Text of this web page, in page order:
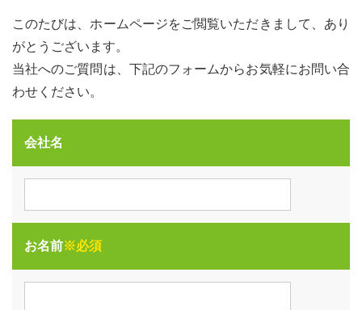
このたびは、ホームページをご閲覧いただきまして、あり
がとうございます。
当社へのご質問は、下記のフォームからお気軽にお問い合
わせください。
会社名
お名前※必須